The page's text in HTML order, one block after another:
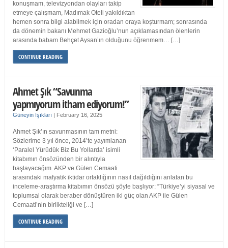
konuşmam, televizyondan olayları takip
etmeye çalışmam, Madımak Oteli yakıldıktan
hemen sonra bilgi alabilmek için oradan oraya koşturmam; sonrasında
da dönemin bakanı Mehmet Gazioğlu’nun açıklamasından ölenlerin
arasında babam Behçet Aysan’ın olduğunu öğrenmem… […]
CONTINUE READING
Ahmet Şık “Savunma
yapmıyorum itham ediyorum!”
Güneyin Işıkları | February 16, 2025
Ahmet Şık’ın savunmasının tam metni:
Sözlerime 3 yıl önce, 2014’te yayımlanan
‘Paralel Yürüdük Biz Bu Yollarda’ isimli
kitabımın önsözünden bir alıntıyla
başlayacağım. AKP ve Gülen Cemaati
arasındaki mafyatik iktidar ortaklığının nasıl dağıldığını anlatan bu
inceleme-araştırma kitabımın önsözü şöyle başlıyor: “Türkiye’yi siyasal ve
toplumsal olarak beraber dönüştüren iki güç olan AKP ile Gülen
Cemaati’nin birlikteliği ve […]
CONTINUE READING